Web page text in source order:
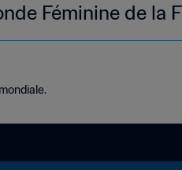
Féminine de la